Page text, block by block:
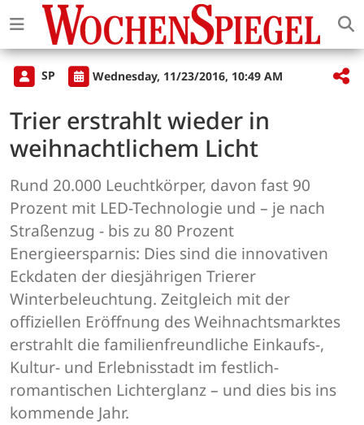
SP Wednesday, 11/23/2016, 10:49 AM
Trier erstrahlt wieder in
weihnachtlichem Licht
Rund 20.000 Leuchtkörper, davon fast 90
Prozent mit LED-Technologie und – je nach
Straßenzug - bis zu 80 Prozent
Energieersparnis: Dies sind die innovativen
Eckdaten der diesjährigen Trierer
Winterbeleuchtung. Zeitgleich mit der
offiziellen Eröffnung des Weihnachtsmarktes
erstrahlt die familienfreundliche Einkaufs-,
Kultur- und Erlebnisstadt im festlich-
romantischen Lichterglanz – und dies bis ins
kommende Jahr.